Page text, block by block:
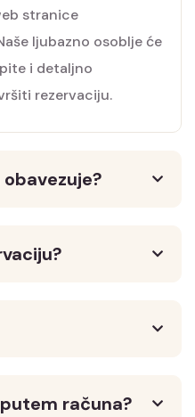
stranice
ljubazno osoblje će
i detaljno
rezervaciju.
računa?